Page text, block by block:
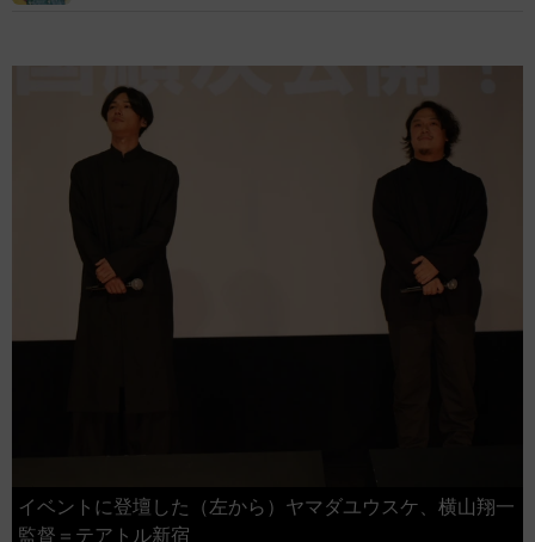
イベントに登壇した（左から）ヤマダユウスケ、横山翔一
監督＝テアトル新宿